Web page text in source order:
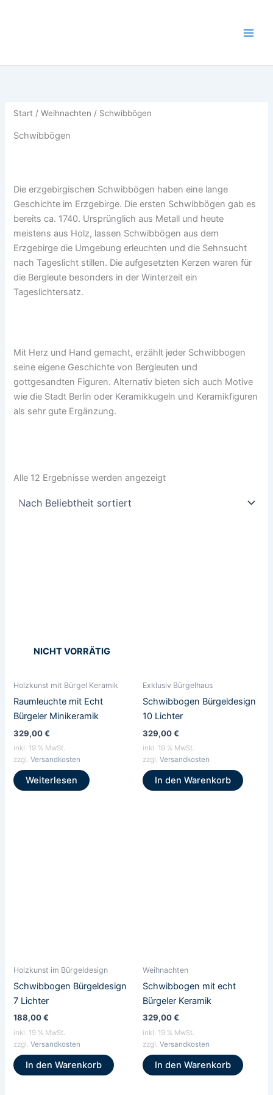
Start /Weihnachten / Schwibbögen
Schwibbögen
Die erzgebirgischen Schwibbögen haben eine lange
Geschichte im Erzgebirge. Die ersten Schwibbögen gab es
bereits ca. 1740. Ursprünglich aus Metall und heute
meistens aus Holz, lassen Schwibbögen aus dem
Erzgebirge die Umgebung erleuchten und die Sehnsucht
nach Tageslicht stillen. Die aufgesetzten Kerzen waren für
die Bergleute besonders in der Winterzeit ein
Tageslichtersatz.
Mit Herz und Hand gemacht, erzählt jeder Schwibbogen
seine eigene Geschichte von Bergleuten und
gottgesandten Figuren. Alternativ bieten sich auch Motive
wie die Stadt Berlin oder Keramikkugeln und Keramikfiguren
als sehr gute Ergänzung.
Alle 12 Ergebnisse werden angezeigt
NICHT VORRÄTIG
Holzkunst mit Bürgel Keramik
Raumleuchte mit Echt
Bürgeler Minikeramik
329,00€
inkl. 19 % MwSt.
zzgl.Versandkosten
Weiterlesen
Exklusiv Bürgelhaus
Schwibbogen Bürgeldesign
10 Lichter
329,00€
inkl. 19 % MwSt.
zzgl. Versandkosten
In den Warenkorb
Holzkunst im Bürgeldesign
Schwibbogen Bürgeldesign
7 Lichter
188,00€
inkl. 19 % MwSt.
zzgl.Versandkosten
In den Warenkorb
Weihnachten
Schwibbogen mit echt
Bürgeler Keramik
329,00€
inkl. 19 % MwSt.
zzgl. Versandkosten
In den Warenkorb